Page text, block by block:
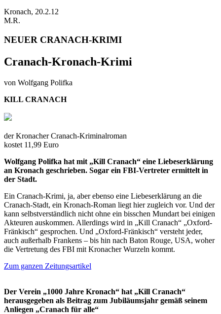
Kronach, 20.2.12
M.R.
NEUER CRANACH-KRIMI
Cranach-Kronach-Krimi
von Wolfgang Polifka
KILL CRANACH
der Kronacher Cranach-Kriminalroman
kostet 11,99 Euro
Wolfgang Polifka hat mit „Kill Cranach“ eine Liebeserklärung
an Kronach geschrieben. Sogar ein FBI-Vertreter ermittelt in
der Stadt.
Ein Cranach-Krimi, ja, aber ebenso eine Liebeserklärung an die
Cranach-Stadt, ein Kronach-Roman liegt hier zugleich vor. Und der
kann selbstverständlich nicht ohne ein bisschen Mundart bei einigen
Akteuren auskommen. Allerdings wird in „Kill Cranach“ „Oxford-
Fränkisch“ gesprochen. Und „Oxford-Fränkisch“ versteht jeder,
auch außerhalb Frankens – bis hin nach Baton Rouge, USA, woher
die Vertretung des FBI mit Kronacher Wurzeln kommt.
Zum ganzen Zeitungsartikel
Der Verein „1000 Jahre Kronach“ hat „Kill Cranach“
herausgegeben als Beitrag zum Jubiläumsjahr gemäß seinem
Anliegen „Cranach für alle“